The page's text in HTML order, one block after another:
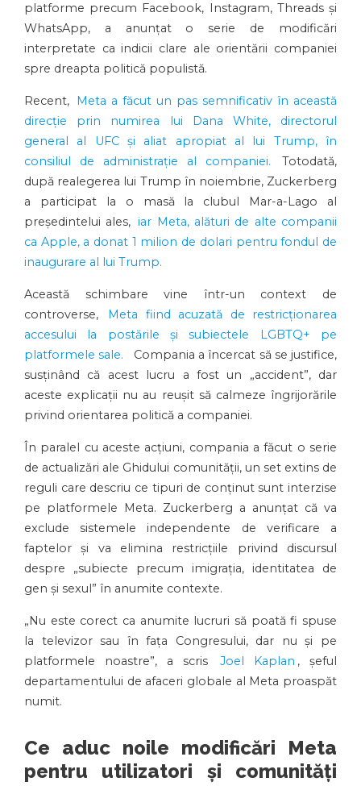
platforme precum Facebook, Instagram, Threads și
WhatsApp, a anunțat o serie de modificări
interpretate ca indicii clare ale orientării companiei
spre dreapta politică populistă.
Recent, Meta a făcut un pas semnificativ în această
direcție prin numirea lui Dana White, directorul
general al UFC și aliat apropiat al lui Trump, în
consiliul de administrație al companiei.
Totodată,
după realegerea lui Trump în noiembrie, Zuckerberg
a participat la o masă la clubul Mar-a-Lago al
președintelui ales, iar Meta, alături de alte companii
ca Apple, a donat 1 milion de dolari pentru fondul de
inaugurare al lui Trump.
Această schimbare vine într-un context de
controverse,
Meta fiind acuzată de restricționarea
accesului la postările și subiectele LGBTQ+ pe
platformele sale.
Compania a încercat să se justifice,
susținând că acest lucru a fost un „accident”, dar
aceste explicații nu au reușit să calmeze îngrijorările
privind orientarea politică a companiei.
În paralel cu aceste acțiuni, compania a făcut o serie
de actualizări ale Ghidului comunității, un set extins de
reguli care descriu ce tipuri de conținut sunt interzise
pe platformele Meta. Zuckerberg a anunțat că va
exclude sistemele independente de verificare a
faptelor și va elimina restricțiile privind discursul
despre „subiecte precum imigrația, identitatea de
gen și sexul” în anumite contexte.
„Nu este corect ca anumite lucruri să poată fi spuse
la televizor sau în fața Congresului, dar nu și pe
platformele noastre”, a scris
Joel Kaplan , șeful
departamentului de afaceri globale al Meta proaspăt
numit.
Ce aduc noile modificări Meta
pentru utilizatori și comunități